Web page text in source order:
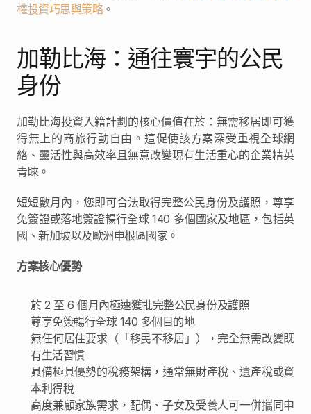
權投資巧思與策略。
加勒比海：通往寰宇的公民
身份
加勒比海投資入籍計劃的核心價值在於：無需移居即可獲
得無上的商旅行動自由。這促使該方案深受重視全球網
絡、靈活性與高效率且無意改變現有生活重心的企業精英
青睞。
短短數月內，您即可合法取得完整公民身份及護照，尊享
免簽證或落地簽證暢行全球 140 多個國家及地區，包括英
國、新加坡以及歐洲申根區國家。
方案核心優勢
於 2 至 6 個月內極速獲批完整公民身份及護照
尊享免簽暢行全球 140 多個目的地
無任何居住要求（「移民不移居」），完全無需改變既
有生活習慣
具備極具優勢的稅務架構，通常無財產稅、遺產稅或資
本利得稅
高度兼顧家族需求，配偶、子女及受養人可一併攜同申